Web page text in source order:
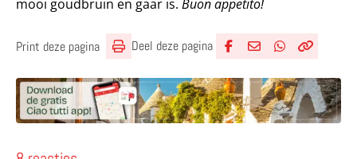
mooi goudbruin en gaar is. Buon appetito!
Print deze pagina Deel deze pagina